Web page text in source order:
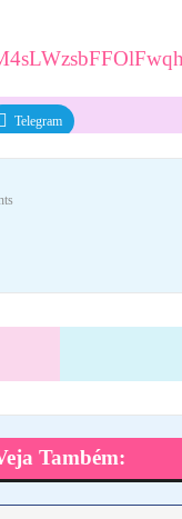
Telegram
Também: